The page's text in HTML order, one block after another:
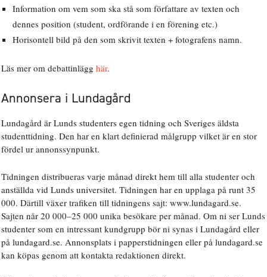
Information om vem som ska stå som författare av texten och
dennes position (student, ordförande i en förening etc.)
Horisontell bild på den som skrivit texten + fotografens namn.
Läs mer om debattinlägghär.
Annonsera i Lundagård
Lundagård är Lunds studenters egen tidning och Sveriges äldsta
studenttidning. Den har en klart definierad målgrupp vilket är en stor
fördel ur annonssynpunkt.
Tidningen distribueras varje månad direkt hem till alla studenter och
anställda vid Lunds universitet. Tidningen har en upplaga på runt 35
000. Därtill växer trafiken till tidningens sajt: www.lundagard.se.
Sajten når 20 000–25 000 unika besökare per månad. Om ni ser Lunds
studenter som en intressant kundgrupp bör ni synas i Lundagård eller
på lundagard.se. Annonsplats i papperstidningen eller på lundagard.se
kan köpas genom att kontakta redaktionen direkt.